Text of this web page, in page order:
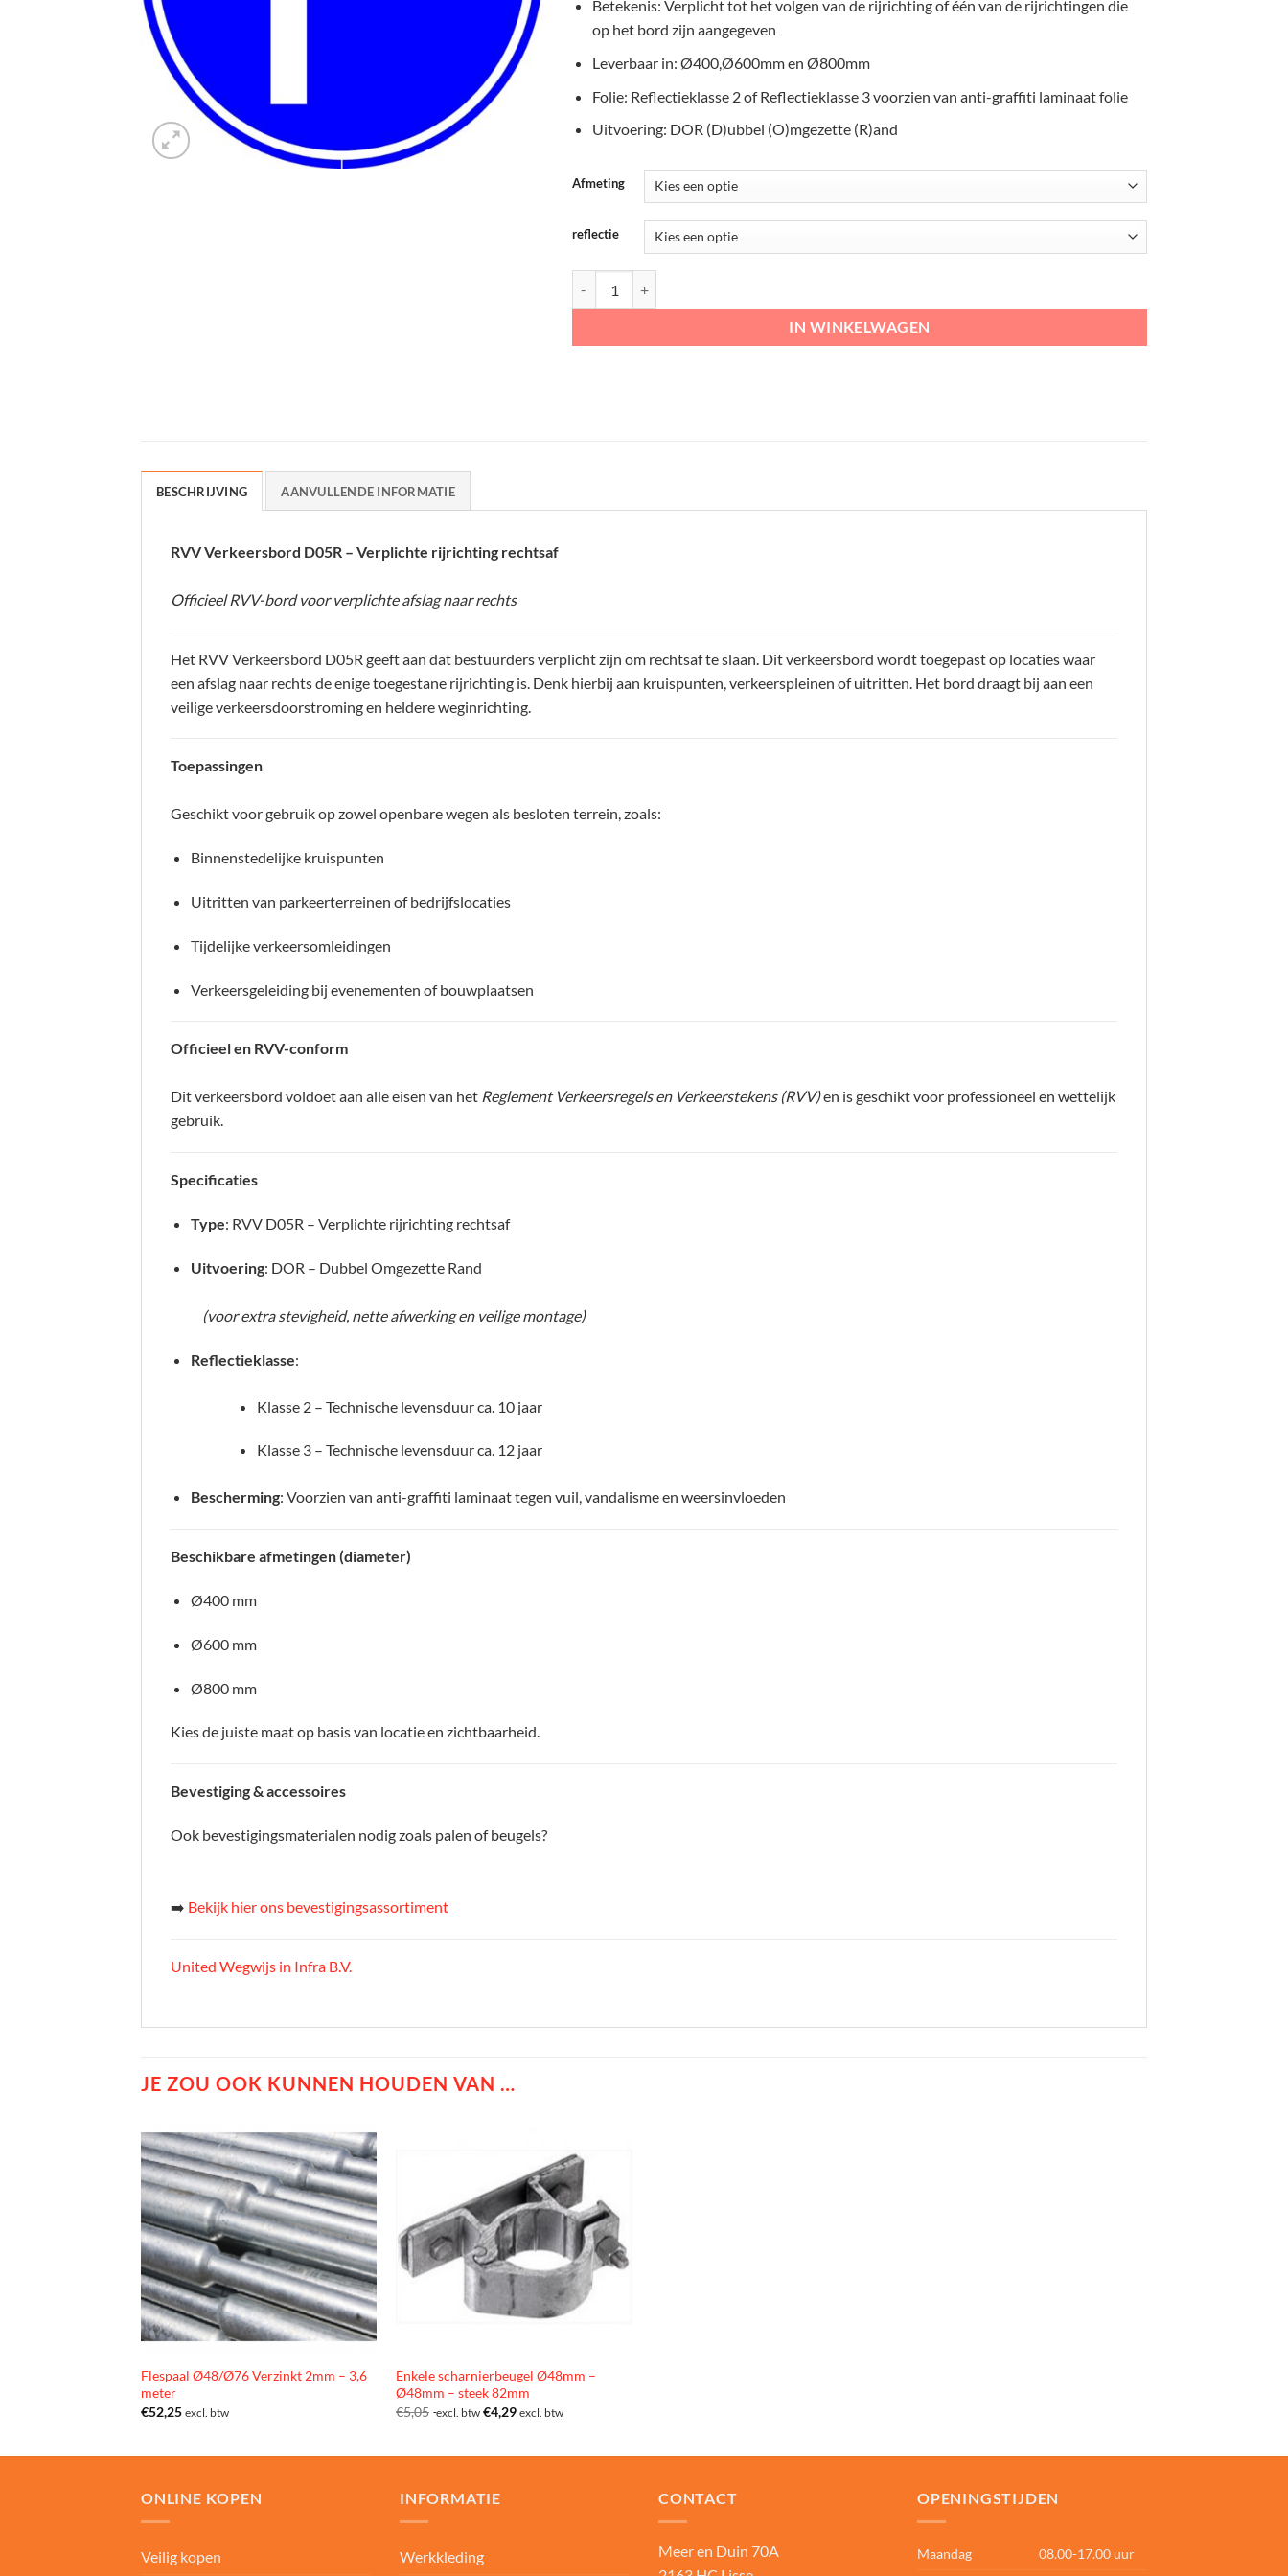
Betekenis: Verplicht tot het volgen van de rijrichting of één van de rijrichtingen die
op het bord zijn aangegeven
Leverbaar in: Ø400,Ø600mm en Ø800mm
Folie: Reflectieklasse 2 of Reflectieklasse 3 voorzien van anti-graffiti laminaat folie
Uitvoering: DOR (D)ubbel (O)mgezette (R)and
Afmeting
reflectie
IN WINKELWAGEN
BESCHRIJVING AANVULLENDE INFORMATIE
RVV Verkeersbord D05R – Verplichte rijrichting rechtsaf
Officieel RVV-bord voor verplichte afslag naar rechts
Het RVV Verkeersbord D05R geeft aan dat bestuurders verplicht zijn om rechtsaf te slaan. Dit verkeersbord wordt toegepast op locaties waar
een afslag naar rechts de enige toegestane rijrichting is. Denk hierbij aan kruispunten, verkeerspleinen of uitritten. Het bord draagt bij aan een
veilige verkeersdoorstroming en heldere weginrichting.
Toepassingen
Geschikt voor gebruik op zowel openbare wegen als besloten terrein, zoals:
Binnenstedelijke kruispunten
Uitritten van parkeerterreinen of bedrijfslocaties
Tijdelijke verkeersomleidingen
Verkeersgeleiding bij evenementen of bouwplaatsen
Officieel en RVV-conform
Dit verkeersbord voldoet aan alle eisen van het Reglement Verkeersregels en Verkeerstekens (RVV)en is geschikt voor professioneel en wettelijk
gebruik.
Specificaties
Type: RVV D05R – Verplichte rijrichting rechtsaf
Uitvoering: DOR – Dubbel Omgezette Rand
(voor extra stevigheid, nette afwerking en veilige montage)
Reflectieklasse:
Klasse 2 – Technische levensduur ca. 10 jaar
Klasse 3 – Technische levensduur ca. 12 jaar
Bescherming: Voorzien van anti-graffiti laminaat tegen vuil, vandalisme en weersinvloeden
Beschikbare afmetingen (diameter)
Ø400 mm
Ø600 mm
Ø800 mm
Kies de juiste maat op basis van locatie en zichtbaarheid.
Bevestiging & accessoires
Ook bevestigingsmaterialen nodig zoals palen of beugels?
➡️ Bekijk hier ons bevestigingsassortiment
United Wegwijs in Infra B.V.
JE ZOU OOK KUNNEN HOUDEN VAN …
Flespaal Ø48/Ø76 Verzinkt 2mm – 3,6
meter
€52,25 excl. btw
Enkele scharnierbeugel Ø48mm –
Ø48mm – steek 82mm
€5,05 excl. btw €4,29 excl. btw
ONLINE KOPEN
Veilig kopen
INFORMATIE
Werkkleding
CONTACT
Meer en Duin 70A
OPENINGSTIJDEN
Maandag 08.00-17.00 uur